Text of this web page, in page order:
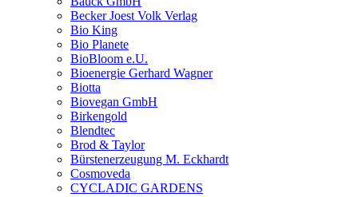
Becker Joest Volk Verlag
Bio King
Bio Planete
BioBloom e.U.
Bioenergie Gerhard Wagner
Biotta
Biovegan GmbH
Birkengold
Blendtec
Brod & Taylor
Bürstenerzeugung M. Eckhardt
Cosmoveda
CYCLADIC GARDENS